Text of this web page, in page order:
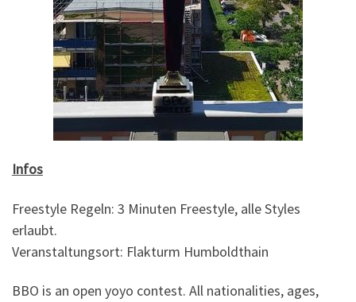
Infos
Freestyle Regeln: 3 Minuten Freestyle, alle Styles
erlaubt.
Veranstaltungsort: Flakturm Humboldthain
BBO is an open yoyo contest. All nationalities, ages,